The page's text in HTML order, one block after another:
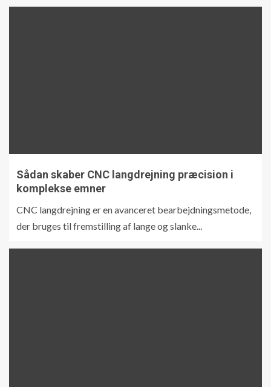
Sådan skaber CNC langdrejning præcision i
komplekse emner
CNC langdrejning er en avanceret bearbejdningsmetode,
der bruges til fremstilling af lange og slanke...